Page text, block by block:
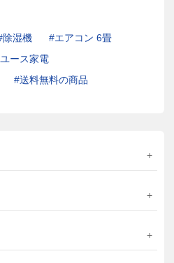
除湿機
エアコン 6畳
ース家電
送料無料の商品